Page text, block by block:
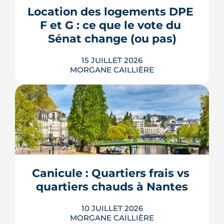
plantée, débaptisée au profit d'Aimée
Lallement, féministe et résistante.
LIRE L'ARTICLE
Location des logements DPE
F et G : ce que le vote du
Sénat change (ou pas)
15 JUILLET 2026
MORGANE CAILLIÈRE
La location des logements DPE F et G
revient au cœur du débat : le 8 juillet
2026, le Sénat a voté des dérogations à
leur interdiction de mise en location.
cas des copropriétés, baux en cours :
voici ce que le texte prévoit réellement,
et surtout ce qu...
LIRE L'ARTICLE
Canicule : Quartiers frais vs
quartiers chauds à Nantes
10 JUILLET 2026
MORGANE CAILLIÈRE